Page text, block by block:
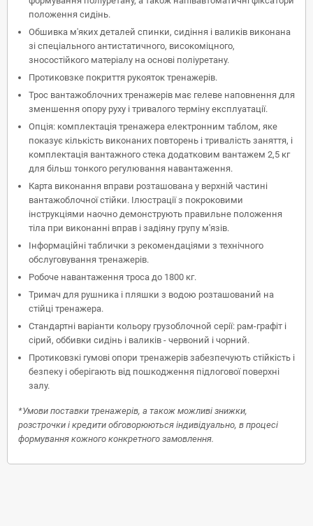
положення сидінь.
Обшивка м'яких деталей спинки, сидіння і валиків виконана
зі спеціального антистатичного, високоміцного,
зносостійкого матеріалу на основі поліуретану.
Протиковзке покриття рукояток тренажерів.
Трос вантажоблочних тренажерів має гелеве наповнення для
зменшення опору руху і тривалого терміну експлуатації.
Опція: комплектація тренажера електронним таблом, яке
показує кількість виконаних повторень і тривалість заняття, і
комплектація вантажного стека додатковим вантажем 2,5 кг
для більш тонкого регулювання навантаження.
Карта виконання вправи розташована у верхній частині
вантажоблочної стійки. Ілюстрації з покроковими
інструкціями наочно демонструють правильне положення
тіла при виконанні вправ і задіяну групу м'язів.
Інформаційні таблички з рекомендаціями з технічного
обслуговування тренажерів.
Робоче навантаження троса до 1800 кг.
Тримач для рушника і пляшки з водою розташований на
стійці тренажера.
Стандартні варіанти кольору грузоблочной серії: рам-графіт і
сірий, оббивки сидінь і валиків - червоний і чорний.
Протиковзкі гумові опори тренажерів забезпечують стійкість і
безпеку і оберігають від пошкодження підлогової поверхні
залу.
*Умови поставки тренажерів, а також можливі знижки,
розстрочки і кредити обговорюються індивідуально, в процесі
формування кожного конкретного замовлення.